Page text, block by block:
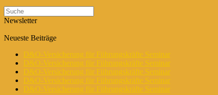
Newsletter
Neueste Beiträge
D&O-Versicherung für Führungskräfte Seminar
D&O-Versicherung für Führungskräfte Seminar
D&O-Versicherung für Führungskräfte Seminar
D&O-Versicherung für Führungskräfte Seminar
D&O-Versicherung für Führungskräfte Seminar